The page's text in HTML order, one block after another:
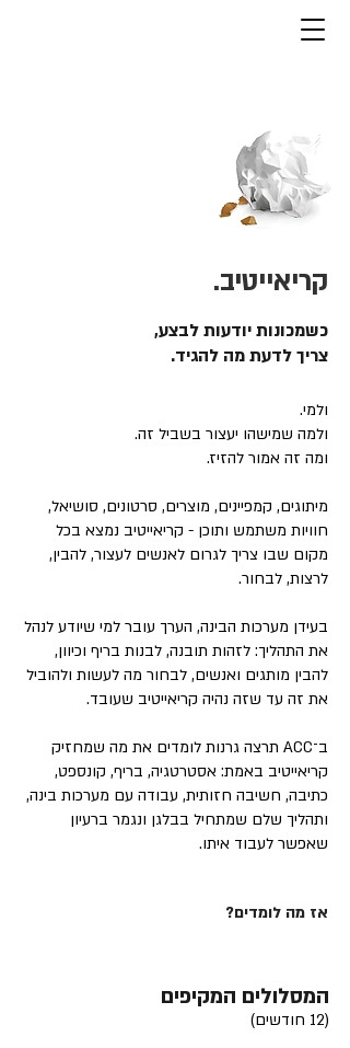
קריאייטיב.
כשמכונות יודעות לבצע,
צריך לדעת מה להגיד.
ולמי.
ולמה שמישהו יעצור בשביל זה.
ומה זה אמור להזיז.
מיתוגים, קמפיינים, מוצרים, סרטונים, סושיאל,
חוויות משתמש ותוכן - קריאייטיב נמצא בכל
מקום שבו צריך לגרום לאנשים לעצור, להבין,
לרצות, לבחור.
בעידן מערכות הבינה, הערך עובר למי שיודע לנהל
את התהליך: לזהות תובנה, לבנות בריף וכיוון,
להבין מותגים ואנשים, לבחור מה לעשות ולהוביל
את זה עד שזה נהיה קריאייטיב שעובד.
ב־ACC תרצה גרנות לומדים את מה שמחזיק
קריאייטיב באמת: אסטרטגיה, בריף, קונספט,
כתיבה, חשיבה חזותית, עבודה עם מערכות בינה,
ותהליך שלם שמתחיל בבלגן ונגמר ברעיון
שאפשר לעבוד איתו.
אז מה לומדים?
המסלולים המקיפים
(12 חודשים)